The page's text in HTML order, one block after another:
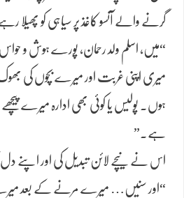
گرنے والے آنسو کاغذ پر سیاہی کو
“میں، اسلم ولد رحمان، پورے ہوش و حواس
میری اپنی غربت اور میرے بچوں کی
ہوں۔ پولیس یا کوئی بھی ادارہ میرے
ہے۔”
اس نے نیچے لائن تبدیل کی اور اپنے دل
“اور سنیں… میرے مرنے کے بعد میرے